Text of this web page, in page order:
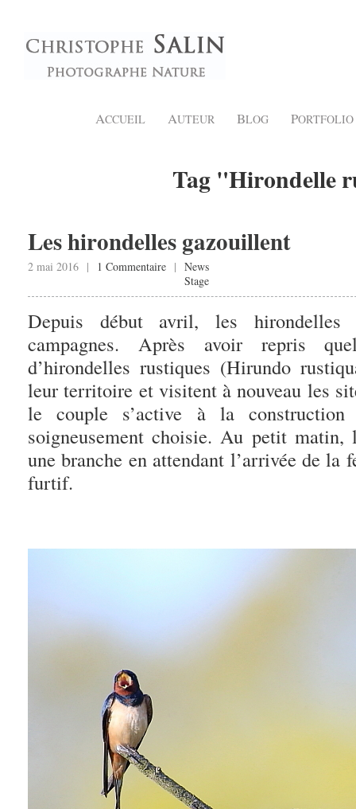
ACCUEIL AUTEUR BLOG PORTFOLIO
Tag "Hirondelle
Les hirondelles gazouillent
2 mai 2016 | 1 Commentaire | News
Stage
Depuis début avril, les hirondelles
campagnes. Après avoir repris
d’hirondelles rustiques (Hirundo
leur territoire et visitent à nouveau les
le couple s’active à la
soigneusement choisie. Au petit
une branche en attendant l’arrivée de la
furtif.